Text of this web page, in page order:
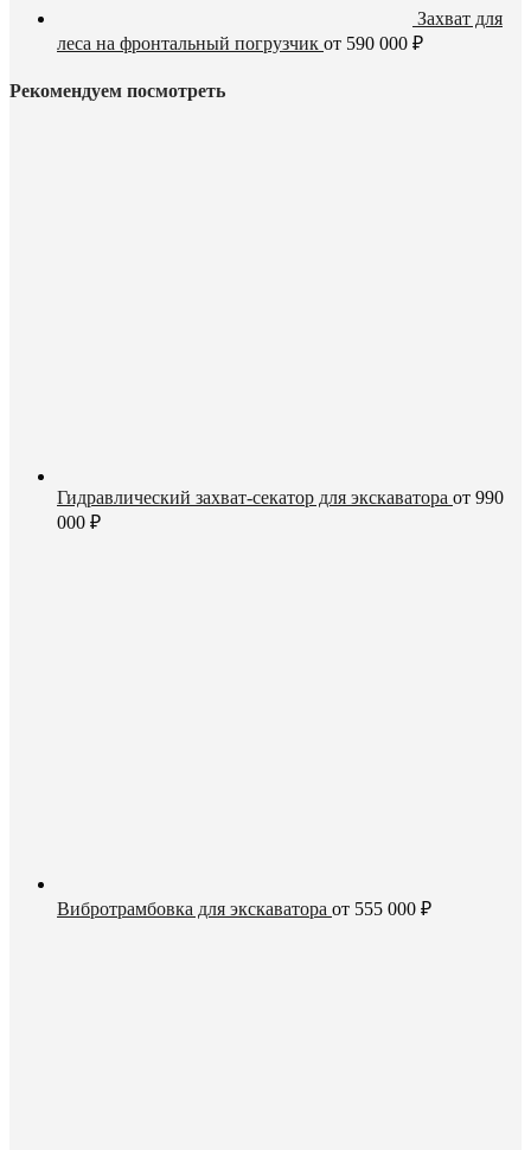
Захват для
леса на фронтальный погрузчик от 590 000 ₽
Рекомендуем посмотреть
Гидравлический захват-секатор для экскаватора от 990
000 ₽
Вибротрамбовка для экскаватора от 555 000 ₽